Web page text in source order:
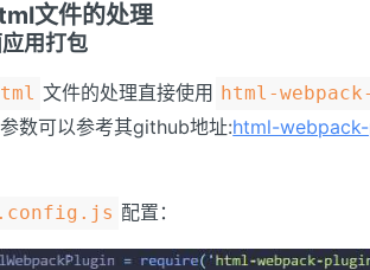
文件的处理
用打包
文件的处理直接使用 html-
数可以参考其github地址:html-
配置：